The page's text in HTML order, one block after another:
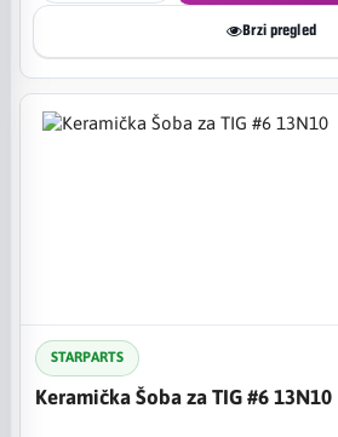
Brzi pregled
STARPARTS
Keramička Šoba za TIG #6 13N10